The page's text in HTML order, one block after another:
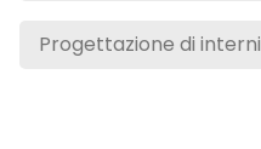
Progettazione di interni